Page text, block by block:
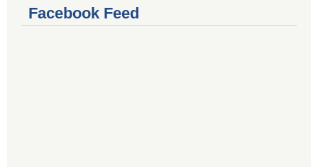
Facebook Feed